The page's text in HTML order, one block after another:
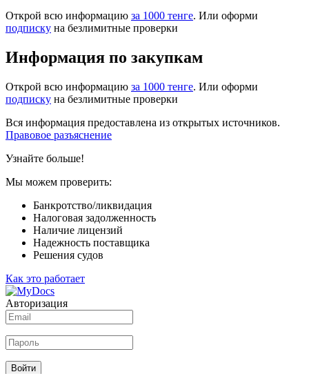
Открой всю информацию за 1000 тенге. Или оформи
подписку на безлимитные проверки
Информация по закупкам
Открой всю информацию за 1000 тенге. Или оформи
подписку на безлимитные проверки
Вся информация предоставлена из открытых источников.
Правовое разъяснение
Узнайте больше!
Мы можем проверить:
Банкротство/ликвидация
Налоговая задолженность
Наличие лицензий
Надежность поставщика
Решения судов
Как это работает
Авторизация
Войти